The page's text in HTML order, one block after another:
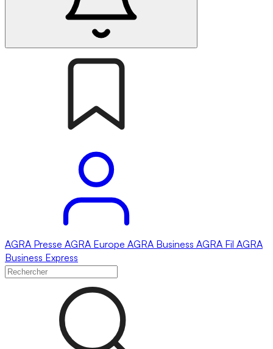
AGRA Presse AGRA Europe AGRA Business AGRA Fil AGRA
Business Express